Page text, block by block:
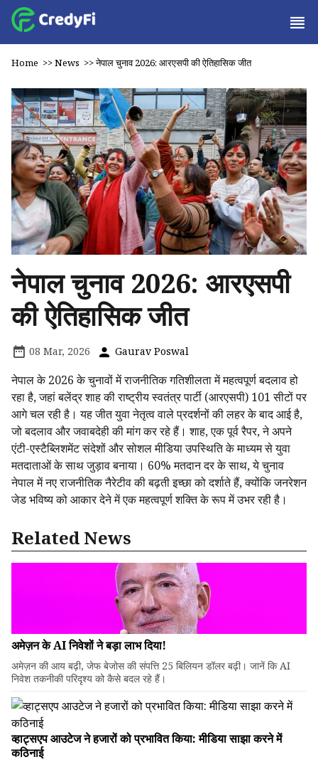
Home >>News >>नेपाल चुनाव 2026: आरएसपी की ऐतिहासिक जीत
नेपाल चुनाव 2026: आरएसपी
की ऐतिहासिक जीत
08 Mar, 2026 Gaurav Poswal
नेपाल के 2026 के चुनावों में राजनीतिक गतिशीलता में महत्वपूर्ण बदलाव हो
रहा है, जहां बलेंद्र शाह की राष्ट्रीय स्वतंत्र पार्टी (आरएसपी) 101 सीटों पर
आगे चल रही है। यह जीत युवा नेतृत्व वाले प्रदर्शनों की लहर के बाद आई है,
जो बदलाव और जवाबदेही की मांग कर रहे हैं। शाह, एक पूर्व रैपर, ने अपने
एंटी-एस्टैब्लिशमेंट संदेशों और सोशल मीडिया उपस्थिति के माध्यम से युवा
मतदाताओं के साथ जुड़ाव बनाया। 60% मतदान दर के साथ, ये चुनाव
नेपाल में नए राजनीतिक नैरेटीव की बढ़ती इच्छा को दर्शाते हैं, क्योंकि जनरेशन
जेड भविष्य को आकार देने में एक महत्वपूर्ण शक्ति के रूप में उभर रही है।
Related News
अमेज़न के AI निवेशों ने बड़ा लाभ दिया!
अमेज़न की आय बढ़ी, जेफ बेजोस की संपत्ति 25 बिलियन डॉलर बढ़ी। जानें कि AI
निवेश तकनीकी परिदृश्य को कैसे बदल रहे हैं।
व्हाट्सएप आउटेज ने हजारों को प्रभावित किया: मीडिया साझा करने में
कठिनाई